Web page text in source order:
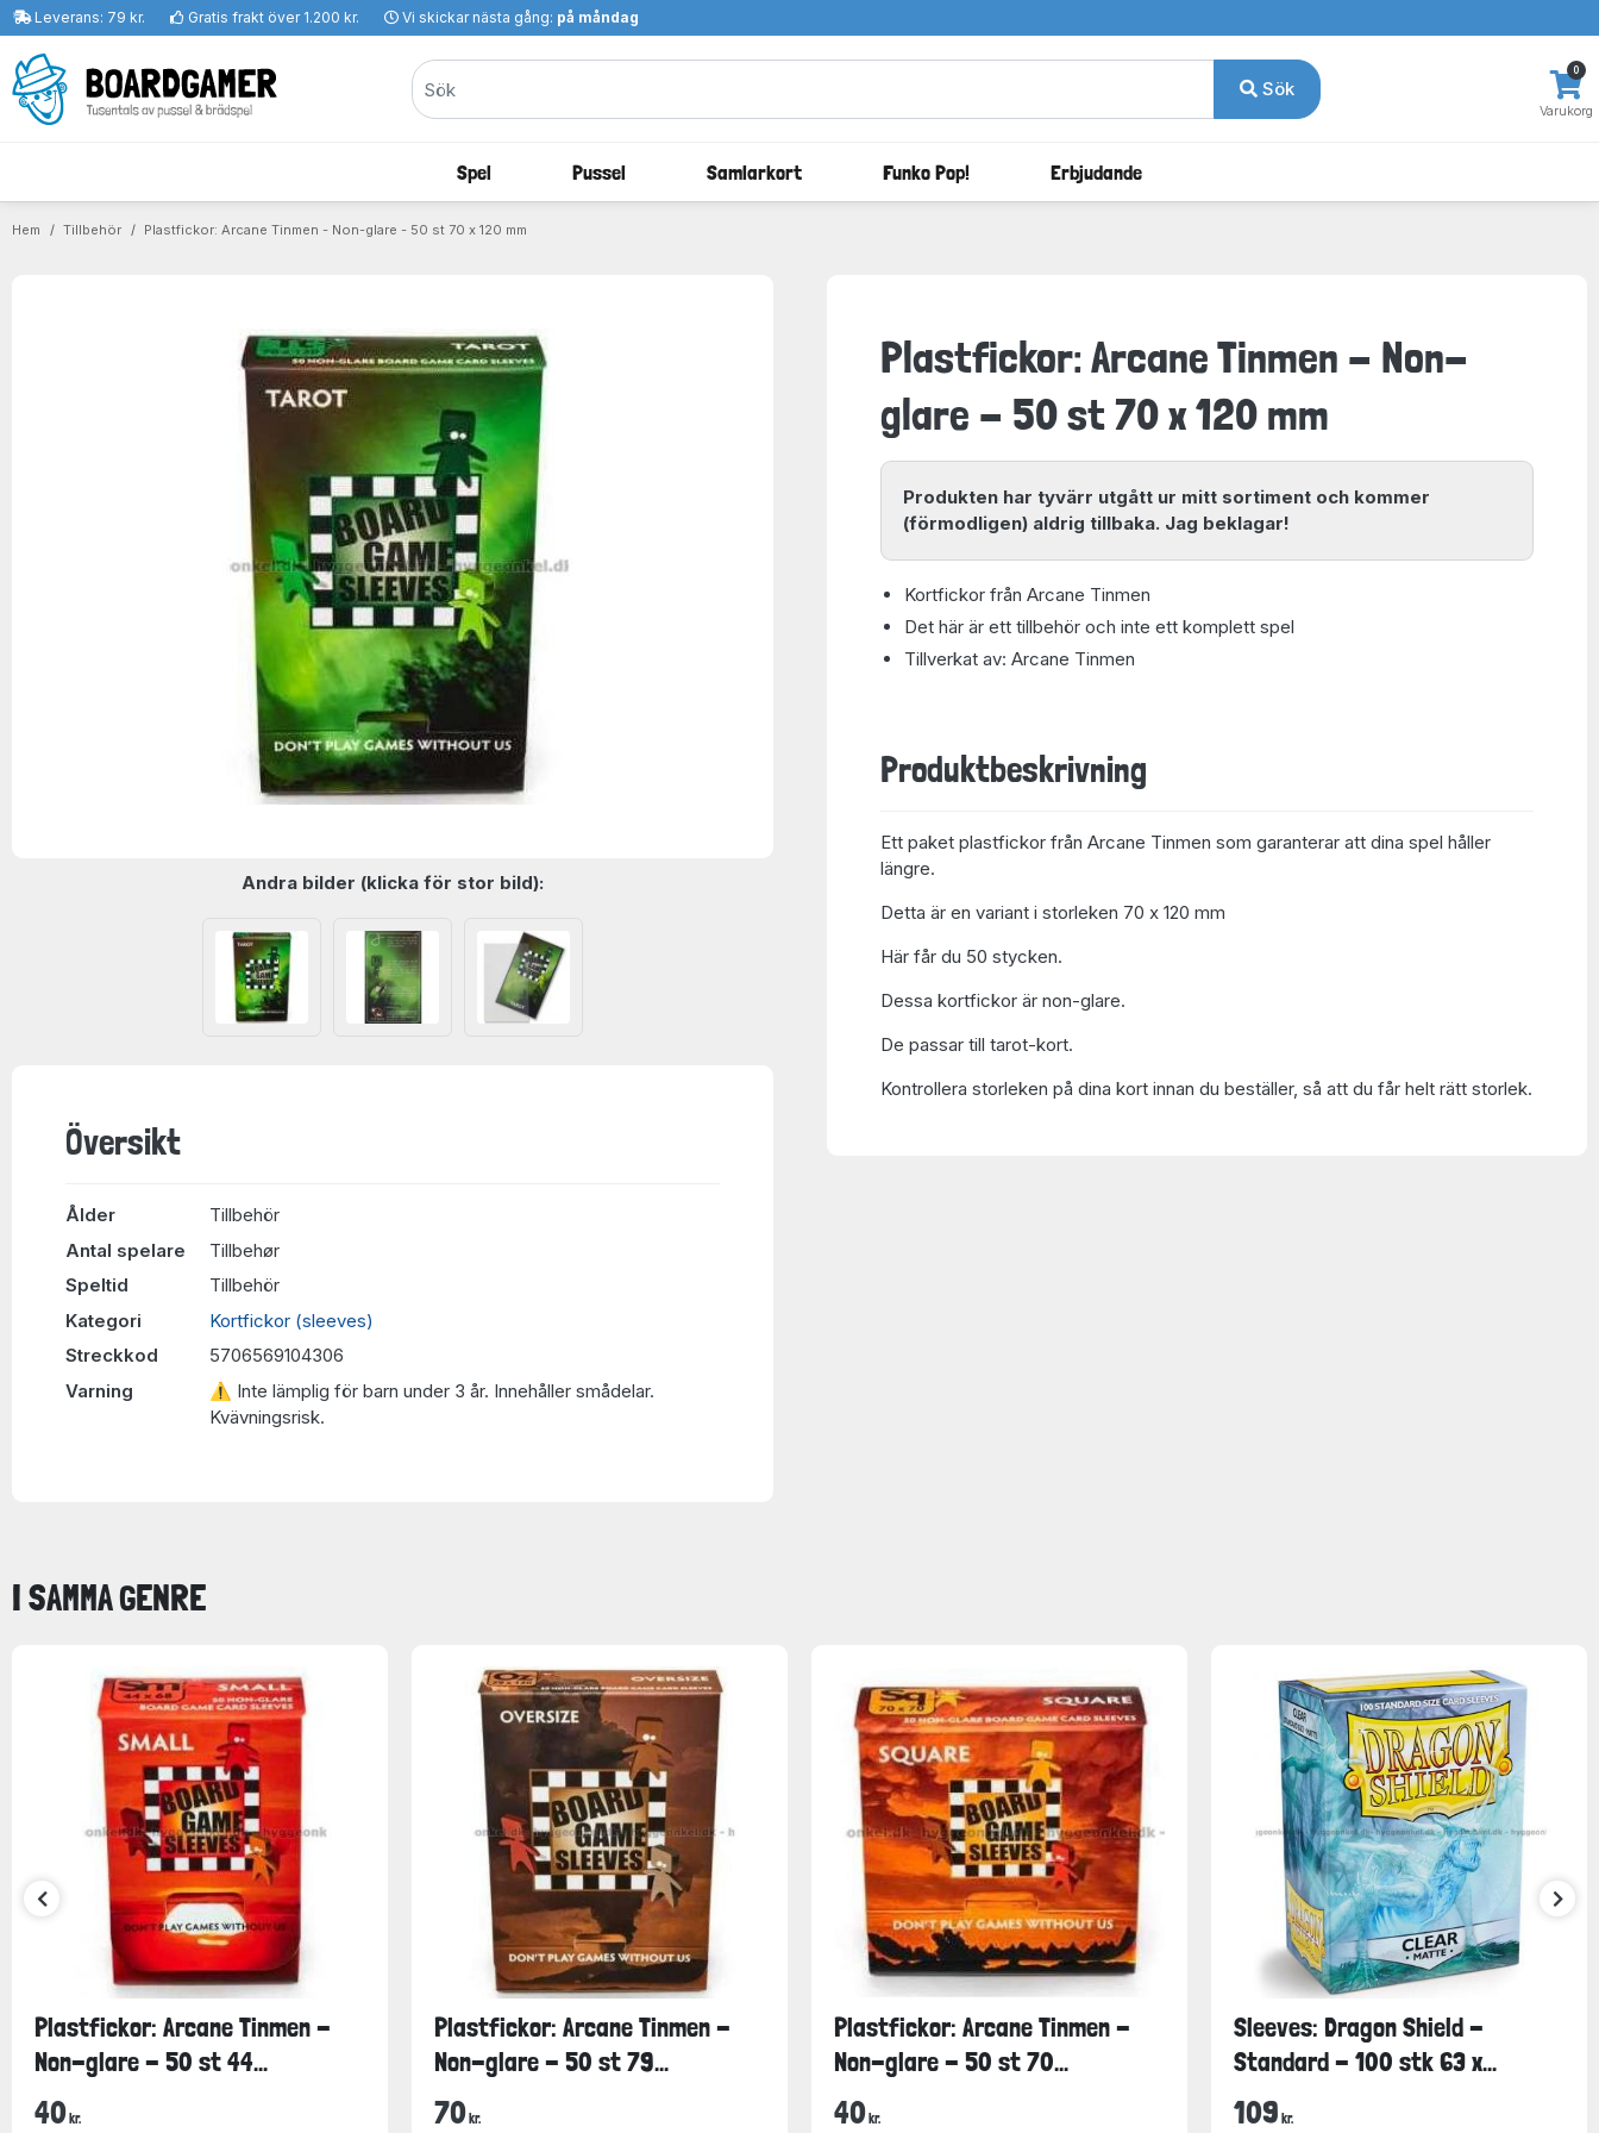
Leverans: 79 kr. Gratis frakt över 1.200 kr. Vi skickar nästa gång: på måndag
Sök
Varukorg
0
Spel Pussel Samlarkort Funko Pop! Erbjudande
Hem Tillbehör Plastfickor: Arcane Tinmen - Non-glare - 50 st 70 x 120 mm
Andra bilder (klicka för stor bild):
Översikt
Ålder
Tillbehör
Antal spelare
Tillbehør
Speltid
Tillbehör
Kategori
Kortfickor (sleeves)
Streckkod
5706569104306
Varning
⚠ Inte lämplig för barn under 3 år. Innehåller smådelar.
Kvävningsrisk.
Plastfickor: Arcane Tinmen - Non-
glare - 50 st 70 x 120 mm
Produkten har tyvärr utgått ur mitt sortiment och kommer
(förmodligen) aldrig tillbaka. Jag beklagar!
Kortfickor från Arcane Tinmen
Det här är ett tillbehör och inte ett komplett spel
Tillverkat av: Arcane Tinmen
Produktbeskrivning
Ett paket plastfickor från Arcane Tinmen som garanterar att dina spel håller
längre.
Detta är en variant i storleken 70 x 120 mm
Här får du 50 stycken.
Dessa kortfickor är non-glare.
De passar till tarot-kort.
Kontrollera storleken på dina kort innan du beställer, så att du får helt rätt storlek.
I SAMMA GENRE
Plastfickor: Arcane Tinmen -
Non-glare - 50 st 44...
40 kr.
Plastfickor: Arcane Tinmen -
Non-glare - 50 st 79...
70 kr.
Plastfickor: Arcane Tinmen -
Non-glare - 50 st 70...
40 kr.
Sleeves: Dragon Shield -
Standard - 100 stk 63 x...
109 kr.